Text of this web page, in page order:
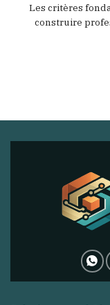
Les critères
construire